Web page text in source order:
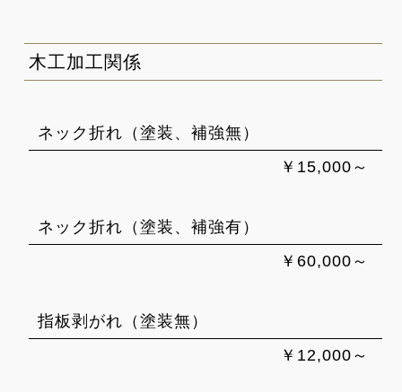
木工加工関係
ネック折れ（塗装、補強無）
￥15,000～
ネック折れ（塗装、補強有）
￥60,000～
指板剥がれ（塗装無）
￥12,000～